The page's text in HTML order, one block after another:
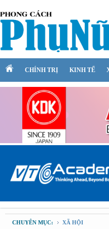
CHÍNH TRỊ KINH TẾ
CHUYÊN MỤC: XÃ HỘI